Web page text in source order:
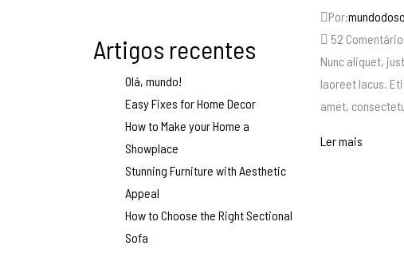
Artigos recentes
Olá, mundo!
Easy Fixes for Home Decor
How to Make your Home a
Showplace
Stunning Furniture with Aesthetic
Appeal
How to Choose the Right Sectional
Sofa
Por:
52
Nunc aliquet,
laoreet lacus.
amet,
Ler mais